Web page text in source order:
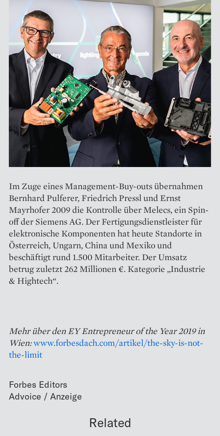
Im Zuge eines Management-Buy-­outs übernahmen
Bernhard Pulferer, Friedrich Pressl und Ernst
Mayrhofer 2009 die Kontrolle über Melecs, ein Spin-
off der Siemens AG. Der Fertigungsdienstleister für
elektronische Komponenten hat heute Standorte in
Österreich, Ungarn, China und Mexiko und
beschäftigt rund 1.500 Mitarbeiter. Der Umsatz
betrug zuletzt 262 Millionen €. Kategorie „Industrie
& Hightech“.
Mehr über den EY Entrepreneur of the Year 2019 in
Wien:www.forbesdach.com/artikel/the-sky-is-not-
the-limit
Forbes Editors
Related